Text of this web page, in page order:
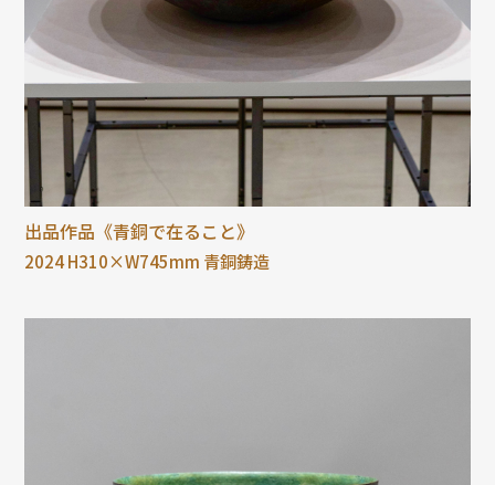
出品作品《青銅で在ること》
2024 H310×W745mm 青銅鋳造